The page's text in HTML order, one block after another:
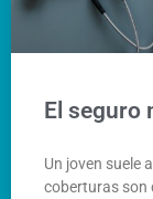
El seguro
Un joven suele
coberturas son